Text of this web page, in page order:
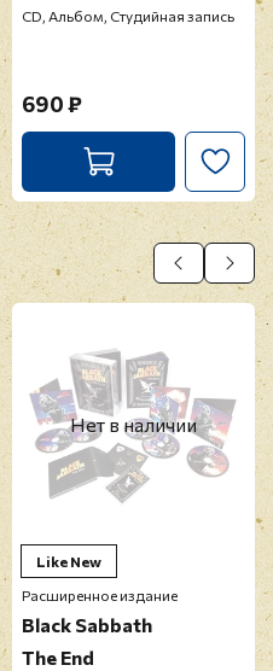
CD, Альбом, Студийная запись
690 ₽
Нет в наличии
Like New
Расширенное издание
Black Sabbath
The End